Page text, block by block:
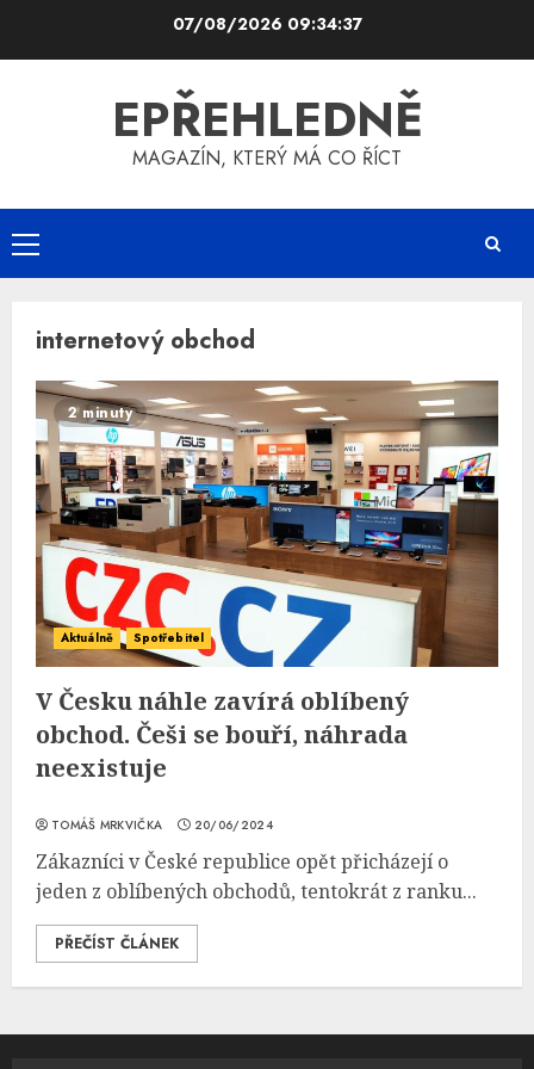
07/08/2026 09:34:38
EPŘEHLEDNĚ
MAGAZÍN, KTERÝ MÁ CO ŘÍCT
Primary
Menu
internetový obchod
2 minuty
Aktuálně Spotřebitel
V Česku náhle zavírá oblíbený
obchod. Češi se bouří, náhrada
neexistuje
TOMÁŠ MRKVIČKA 20/06/2024
Zákazníci v České republice opět přicházejí o
jeden z oblíbených obchodů, tentokrát z ranku...
PŘEČÍST ČLÁNEK